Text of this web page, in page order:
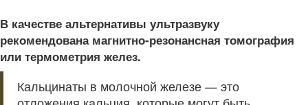
В качестве альтернативы ультразвуку
рекомендована магнитно-резонансная томография
или термометрия желез.
Кальцинаты в молочной железе — это